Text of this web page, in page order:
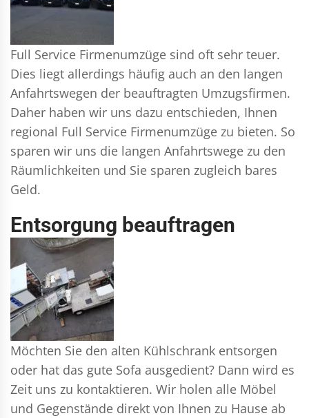
Full Service Firmenumzüge sind oft sehr teuer.
Dies liegt allerdings häufig auch an den langen
Anfahrtswegen der beauftragten Umzugsfirmen.
Daher haben wir uns dazu entschieden, Ihnen
regional Full Service Firmenumzüge zu bieten. So
sparen wir uns die langen Anfahrtswege zu den
Räumlichkeiten und Sie sparen zugleich bares
Geld.
Entsorgung beauftragen
Möchten Sie den alten Kühlschrank entsorgen
oder hat das gute Sofa ausgedient? Dann wird es
Zeit uns zu kontaktieren. Wir holen alle Möbel
und Gegenstände direkt von Ihnen zu Hause ab